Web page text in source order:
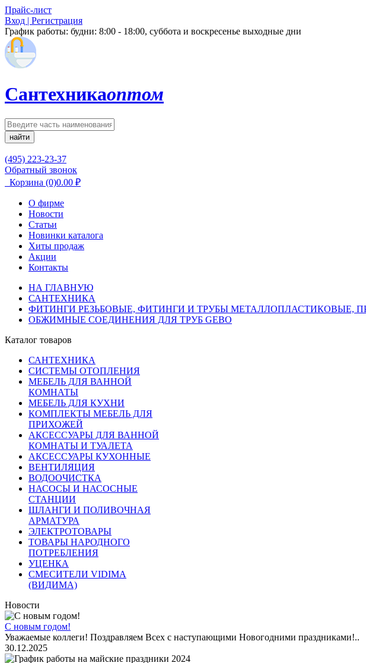
Прайс-лист
Вход | Регистрация
График работы: будни: 8:00 - 18:00, суббота и воскресенье выходные дни
Сантехникаоптом
найти
(495) 223-23-37
Обратный звонок
Корзина (0)0.00 ₽
О фирме
Новости
Статьи
Новинки каталога
Хиты продаж
Акции
Контакты
НА ГЛАВНУЮ
САНТЕХНИКА
ФИТИНГИ РЕЗЬБОВЫЕ, ФИТИНГИ И ТРУБЫ МЕТАЛЛОПЛАСТИКОВЫЕ,
ОБЖИМНЫЕ СОЕДИНЕНИЯ ДЛЯ ТРУБ GEBO
Каталог товаров
САНТЕХНИКА
СИСТЕМЫ ОТОПЛЕНИЯ
МЕБЕЛЬ ДЛЯ ВАННОЙ
КОМНАТЫ
МЕБЕЛЬ ДЛЯ КУХНИ
КОМПЛЕКТЫ МЕБЕЛЬ ДЛЯ
ПРИХОЖЕЙ
АКСЕССУАРЫ ДЛЯ ВАННОЙ
КОМНАТЫ И ТУАЛЕТА
АКСЕССУАРЫ КУХОННЫЕ
ВЕНТИЛЯЦИЯ
ВОДООЧИСТКА
НАСОСЫ И НАСОСНЫЕ
СТАНЦИИ
ШЛАНГИ И ПОЛИВОЧНАЯ
АРМАТУРА
ЭЛЕКТРОТОВАРЫ
ТОВАРЫ НАРОДНОГО
ПОТРЕБЛЕНИЯ
УЦЕНКА
СМЕСИТЕЛИ VIDIMA
(ВИДИМА)
Новости
С новым годом!
Уважаемые коллеги! Поздравляем Всех с наступающими Новогодними праздниками!..
30.12.2025